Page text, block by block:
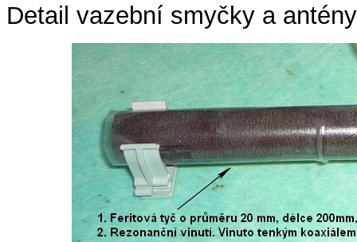
Detail vazební smyčky a